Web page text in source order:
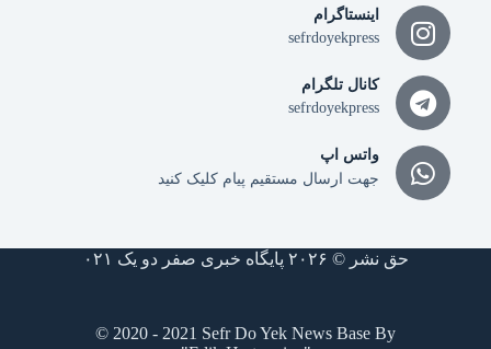
اینستاگرام
sefrdoyekpress
کانال تلگرام
sefrdoyekpress
واتس اپ
جهت ارسال مستقیم پیام کلیک کنید
حق نشر © ۲۰۲۶ پایگاه خبری صفر دو یک ۰۲۱
© 2020 - 2021 Sefr Do Yek News Base By